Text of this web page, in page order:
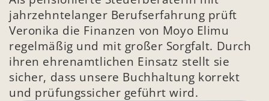
jahrzehntelanger Berufserfahrung prüft
Veronika die Finanzen von Moyo Elimu
regelmäßig und mit großer Sorgfalt. Durch
ihren ehrenamtlichen Einsatz stellt sie
sicher, dass unsere Buchhaltung korrekt
und prüfungssicher geführt wird.